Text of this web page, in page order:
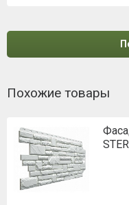
Похожие товары